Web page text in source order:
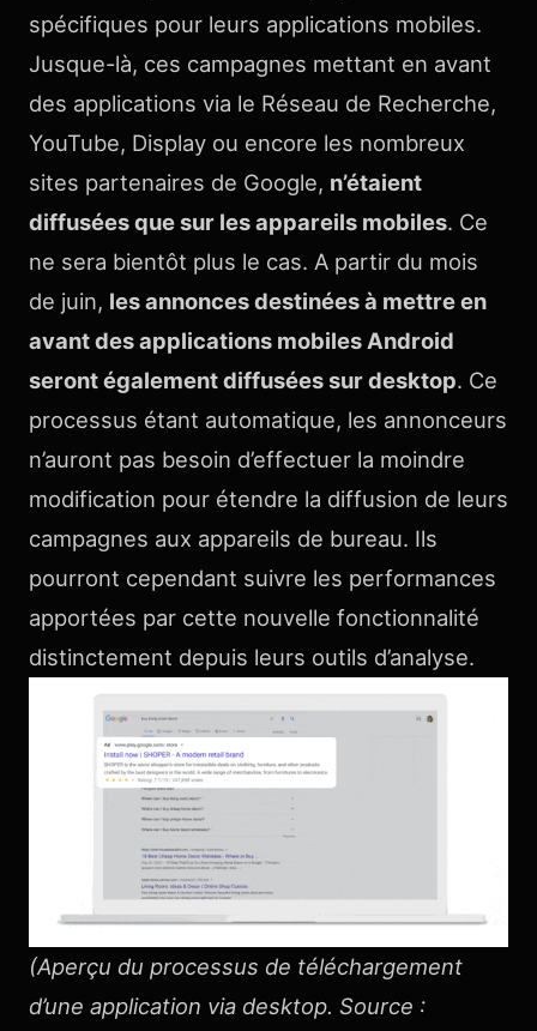
spécifiques pour leurs applications mobiles.
Jusque-là, ces campagnes mettant en avant
des applications via le Réseau de Recherche,
YouTube, Display ou encore les nombreux
sites partenaires de Google, n’étaient
diffusées que sur les appareils mobiles. Ce
ne sera bientôt plus le cas. A partir du mois
de juin, les annonces destinées à mettre en
avant des applications mobiles Android
seront également diffusées sur desktop. Ce
processus étant automatique, les annonceurs
n’auront pas besoin d’effectuer la moindre
modification pour étendre la diffusion de leurs
campagnes aux appareils de bureau. Ils
pourront cependant suivre les performances
apportées par cette nouvelle fonctionnalité
distinctement depuis leurs outils d’analyse.
(Aperçu du processus de téléchargement
d’une application via desktop. Source :